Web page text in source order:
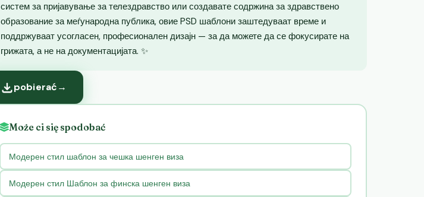
систем за пријавување за телездравство или создавате содржина за здравствено
образование за меѓународна публика, овие PSD шаблони заштедуваат време и
поддржуваат усогласен, професионален дизајн — за да можете да се фокусирате на
грижата, а не на документацијата. ✨
pobierać→
Może ci się spodobać
Модерен стил шаблон за чешка шенген виза
Модерен стил Шаблон за финска шенген виза